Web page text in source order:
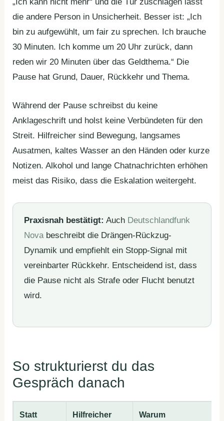
die andere Person in Unsicherheit. Besser ist: „Ich
bin zu aufgewühlt, um fair zu sprechen. Ich brauche
30 Minuten. Ich komme um 20 Uhr zurück, dann
reden wir 20 Minuten über das Geldthema.“ Die
Pause hat Grund, Dauer, Rückkehr und Thema.
Während der Pause schreibst du keine
Anklageschrift und holst keine Verbündeten für den
Streit. Hilfreicher sind Bewegung, langsames
Ausatmen, kaltes Wasser an den Händen oder kurze
Notizen. Alkohol und lange Chatnachrichten erhöhen
meist das Risiko, dass die Eskalation weitergeht.
Praxisnah bestätigt: Auch Deutschlandfunk
Novabeschreibt die Drängen-Rückzug-
Dynamik und empfiehlt ein Stopp-Signal mit
vereinbarter Rückkehr. Entscheidend ist, dass
die Pause nicht als Strafe oder Flucht benutzt
wird.
So strukturierst du das
Gespräch danach
Statt Hilfreicher Warum